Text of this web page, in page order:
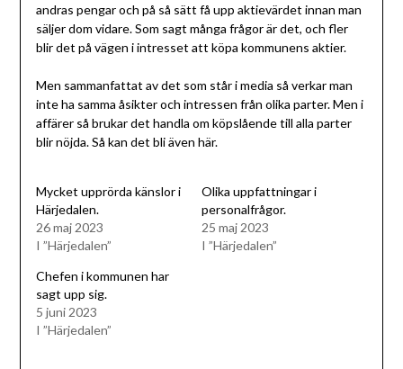
andras pengar och på så sätt få upp aktievärdet innan man
säljer dom vidare. Som sagt många frågor är det, och fler
blir det på vägen i intresset att köpa kommunens aktier.
Men sammanfattat av det som står i media så verkar man
inte ha samma åsikter och intressen från olika parter. Men i
affärer så brukar det handla om köpslående till alla parter
blir nöjda. Så kan det bli även här.
Mycket upprörda känslor i
Härjedalen.
26 maj 2023
I ”Härjedalen”
Olika uppfattningar i
personalfrågor.
25 maj 2023
I ”Härjedalen”
Chefen i kommunen har
sagt upp sig.
5 juni 2023
I ”Härjedalen”